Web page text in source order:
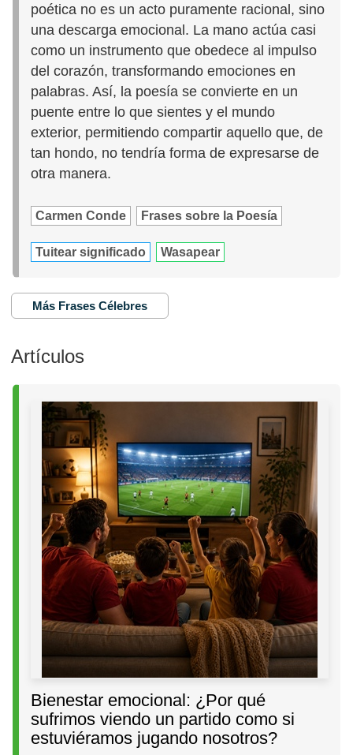
poética no es un acto puramente racional, sino
una descarga emocional. La mano actúa casi
como un instrumento que obedece al impulso
del corazón, transformando emociones en
palabras. Así, la poesía se convierte en un
puente entre lo que sientes y el mundo
exterior, permitiendo compartir aquello que, de
tan hondo, no tendría forma de expresarse de
otra manera.
Carmen Conde Frases sobre la Poesía
Tuitear significado Wasapear
Más Frases Célebres
Artículos
Bienestar emocional: ¿Por qué
sufrimos viendo un partido como si
estuviéramos jugando nosotros?